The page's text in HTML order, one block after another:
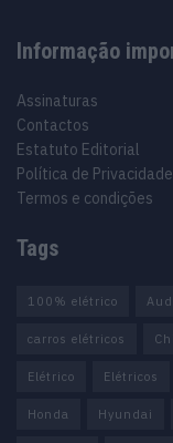
Informação
Assinaturas
Contactos
Estatuto Editorial
Política de Privacidade
Termos e condições
Tags
100% elétrico
carros elétricos
Elétrico Elétricos
Honda Hyundai